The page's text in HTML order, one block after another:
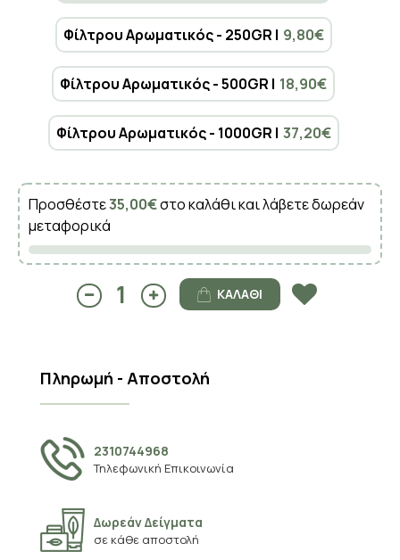
Φίλτρου Αρωματικός - 250GR | 9,80€
Φίλτρου Αρωματικός - 500GR | 18,90€
Φίλτρου Αρωματικός - 1000GR | 37,20€
Προσθέστε35,00€στο καλάθι και λάβετε δωρεάν
μεταφορικά
ΚΑΛΆΘΙ
Πληρωμή - Αποστολή
2310744968
Τηλεφωνική Επικοινωνία
Δωρεάν Δείγματα
σε κάθε αποστολή